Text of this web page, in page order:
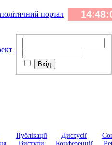
Публікації
Виступи
Дискусії
Конференції